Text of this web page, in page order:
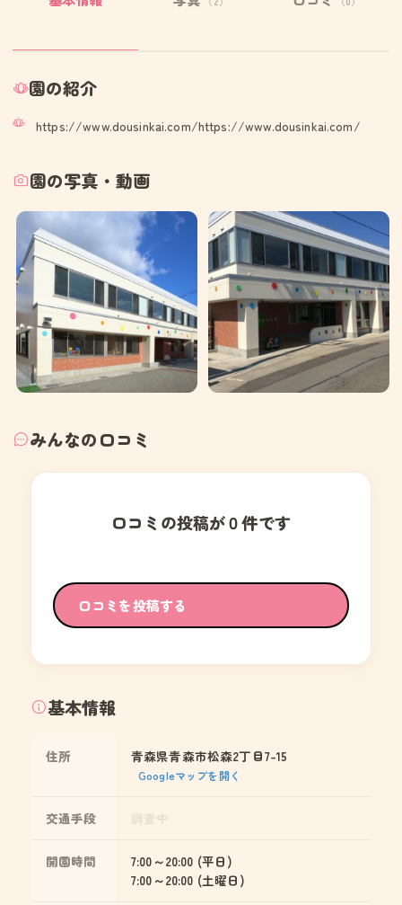
園の紹介
https://www.dousinkai.com/https://www.dousinkai.com/
園の写真・動画
みんなの口コミ
口コミの投稿が０件です
口コミを投稿する
基本情報
住所 青森県青森市松森2丁目7-15
Googleマップを開く
交通手段
開園時間
7:00～20:00 (平日)
7:00～20:00 (土曜日)